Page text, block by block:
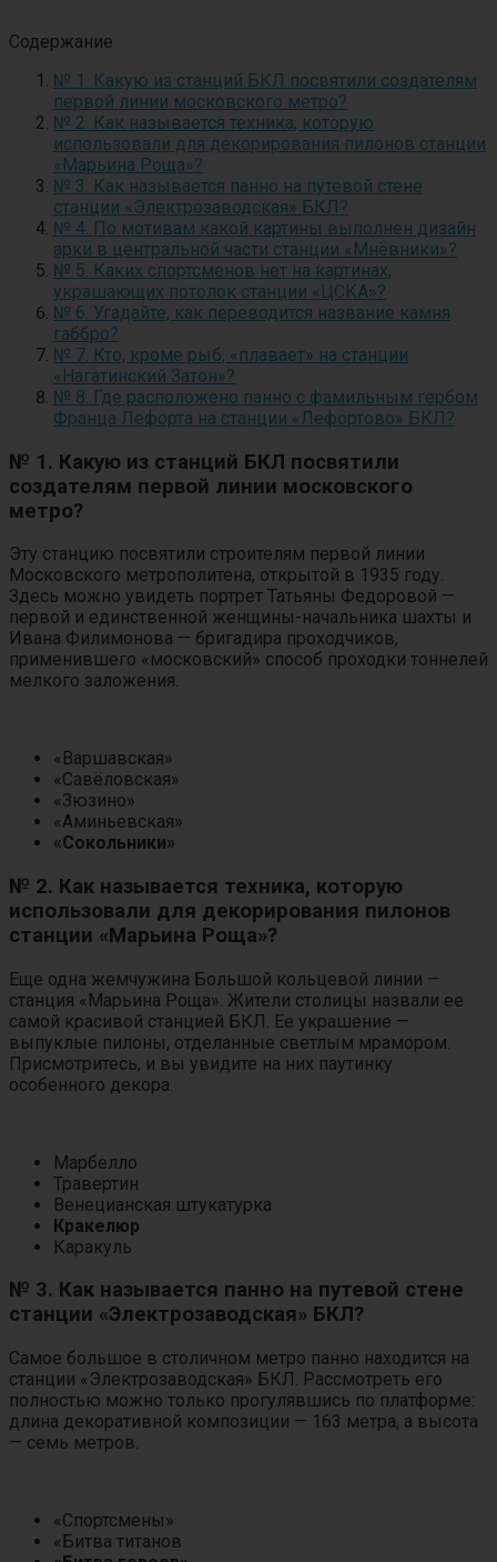
Содержание
№ 1. Какую из станций БКЛ посвятили создателям
первой линии московского метро?
№ 2. Как называется техника, которую
использовали для декорирования пилонов станции
«Марьина Роща»?
№ 3. Как называется панно на путевой стене
станции «Электрозаводская» БКЛ?
№ 4. По мотивам какой картины выполнен дизайн
арки в центральной части станции «Мнёвники»?
№ 5. Каких спортсменов нет на картинах,
украшающих потолок станции «ЦСКА»?
№ 6. Угадайте, как переводится название камня
габбро?
№ 7. Кто, кроме рыб, «плавает» на станции
«Нагатинский Затон»?
№ 8. Где расположено панно с фамильным гербом
Франца Лефорта на станции «Лефортово» БКЛ?
№ 1. Какую из станций БКЛ посвятили
создателям первой линии московского
метро?
Эту станцию посвятили строителям первой линии
Московского метрополитена, открытой в 1935 году.
Здесь можно увидеть портрет Татьяны Федоровой —
первой и единственной женщины-начальника шахты и
Ивана Филимонова — бригадира проходчиков,
применившего «московский» способ проходки тоннелей
мелкого заложения.
«Варшавская»
«Савёловская»
«Зюзино»
«Аминьевская»
«Сокольники»
№ 2. Как называется техника, которую
использовали для декорирования пилонов
станции «Марьина Роща»?
Еще одна жемчужина Большой кольцевой линии —
станция «Марьина Роща». Жители столицы назвали ее
самой красивой станцией БКЛ. Ее украшение —
выпуклые пилоны, отделанные светлым мрамором.
Присмотритесь, и вы увидите на них паутинку
особенного декора.
Марбелло
Травертин
Венецианская штукатурка
Кракелюр
Каракуль
№ 3. Как называется панно на путевой стене
станции «Электрозаводская» БКЛ?
Самое большое в столичном метро панно находится на
станции «Электрозаводская» БКЛ. Рассмотреть его
полностью можно только прогулявшись по платформе:
длина декоративной композиции — 163 метра, а высота
— семь метров.
«Спортсмены»
«Битва титанов